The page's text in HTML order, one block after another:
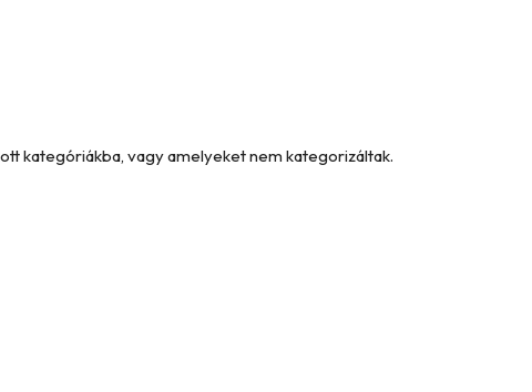
kategóriákba, vagy amelyeket nem kategorizáltak.